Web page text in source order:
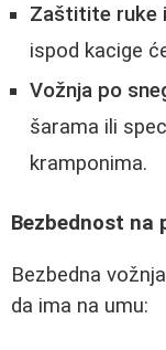
Zaštitite ruke
ispod kacige
Vožnja po
šarama ili
kramponima.
Bezbednost na
Bezbedna
da ima na umu: